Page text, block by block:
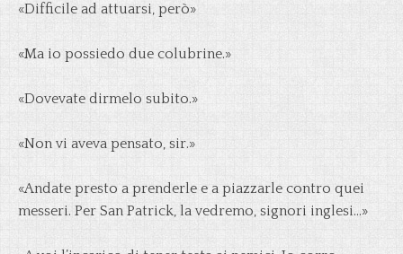
«Difficile ad attuarsi, però»
«Ma io possiedo due colubrine.»
«Dovevate dirmelo subito.»
«Non vi aveva pensato, sir.»
«Andate presto a prenderle e a piazzarle contro quei
messeri. Per San Patrick, la vedremo, signori inglesi…»